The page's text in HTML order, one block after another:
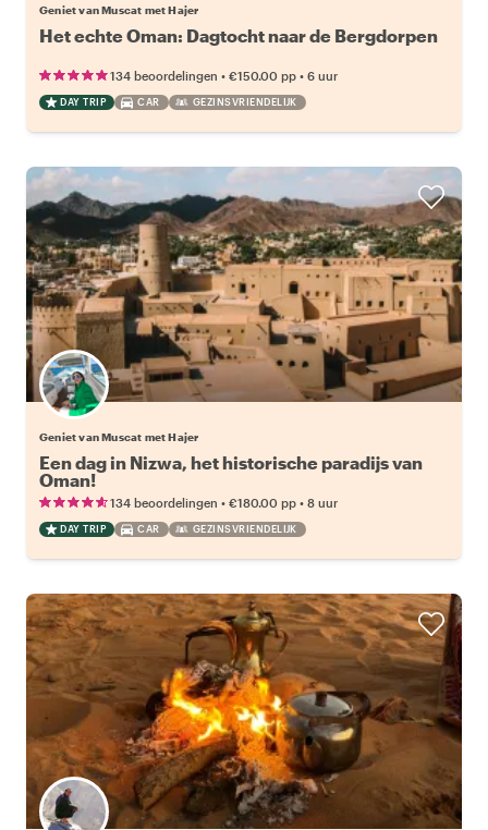
Geniet van Muscat met Hajer
Het echte Oman: Dagtocht naar de Bergdorpen
134 beoordelingen • €150.00 pp • 6 uur
DAY TRIP CAR GEZINSVRIENDELIJK
Geniet van Muscat met Hajer
Een dag in Nizwa, het historische paradijs van
Oman!
134 beoordelingen • €180.00 pp • 8 uur
DAY TRIP CAR GEZINSVRIENDELIJK